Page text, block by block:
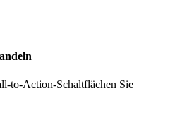
to-Action-Schaltflächen Sie